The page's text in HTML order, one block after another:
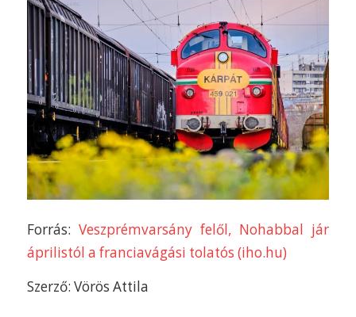
Forrás: Veszprémvarsány felől, Nohabbal jár
áprilistól a franciavágási tolatós (iho.hu)
Szerző: Vörös Attila